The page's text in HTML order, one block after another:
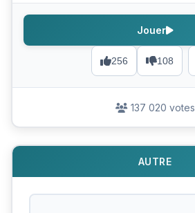
256 108
Jouer
137 020 votes
AUTRE